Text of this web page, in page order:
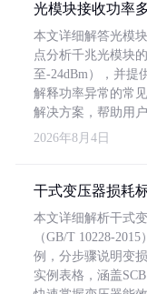
光模块接收功率
本文详细解答光模
点分析千兆光模块
至-24dBm），并提
解释功率异常的常
解决方案，帮助用
2026年8月4日
干式变压器损耗
本文详细解析干式
（GB/T 10228-
例，分步骤说明变
实例表格，涵盖